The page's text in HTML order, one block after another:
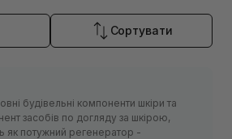
Сортувати
будівельні компоненти шкіри та
засобів по догляду за шкірою,
як потужний регенератор -